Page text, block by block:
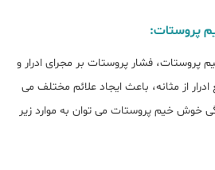
پروستات:
پروستات، فشار پروستات بر مجرای ادرار و
از مثانه، باعث ایجاد علائم مختلف می
خوش خیم پروستات می توان به موارد زیر